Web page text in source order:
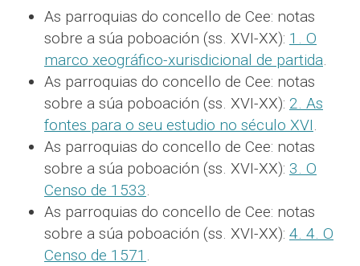
As parroquias do concello de Cee: notas
sobre a súa poboación (ss. XVI-XX): 1. O
marco xeográfico-xurisdicional de partida.
As parroquias do concello de Cee: notas
sobre a súa poboación (ss. XVI-XX): 2. As
fontes para o seu estudio no século XVI.
As parroquias do concello de Cee: notas
sobre a súa poboación (ss. XVI-XX): 3. O
Censo de 1533.
As parroquias do concello de Cee: notas
sobre a súa poboación (ss. XVI-XX): 4. 4. O
Censo de 1571 .